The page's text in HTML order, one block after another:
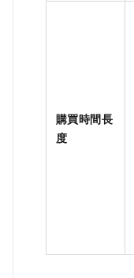
購買時間長
度